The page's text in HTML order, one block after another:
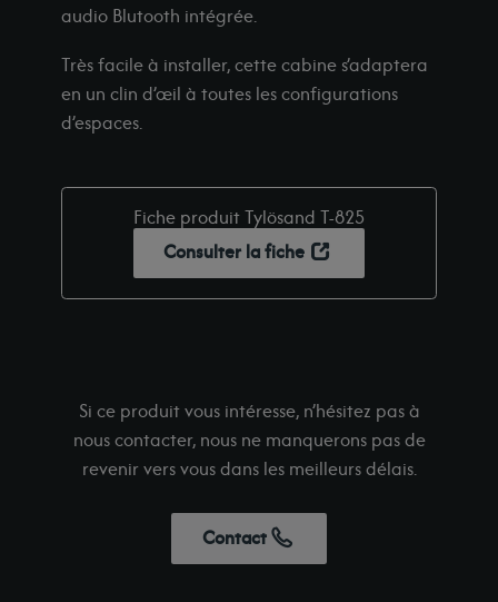
audio Blutooth intégrée.
Très facile à installer, cette cabine s’adaptera
en un clin d’œil à toutes les configurations
d’espaces.
Fiche produit Tylösand T-825
Consulter la fiche
Si ce produit vous intéresse, n’hésitez pas à
nous contacter, nous ne manquerons pas de
revenir vers vous dans les meilleurs délais.
Contact